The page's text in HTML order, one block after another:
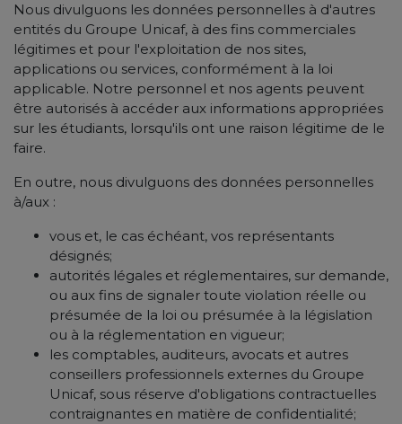
Nous divulguons les données personnelles à d'autres
entités du Groupe Unicaf, à des fins commerciales
légitimes et pour l'exploitation de nos sites,
applications ou services, conformément à la loi
applicable. Notre personnel et nos agents peuvent
être autorisés à accéder aux informations appropriées
sur les étudiants, lorsqu'ils ont une raison légitime de le
faire.
En outre, nous divulguons des données personnelles
à/aux :
vous et, le cas échéant, vos représentants
désignés;
autorités légales et réglementaires, sur demande,
ou aux fins de signaler toute violation réelle ou
présumée de la loi ou présumée à la législation
ou à la réglementation en vigueur;
les comptables, auditeurs, avocats et autres
conseillers professionnels externes du Groupe
Unicaf, sous réserve d'obligations contractuelles
contraignantes en matière de confidentialité;